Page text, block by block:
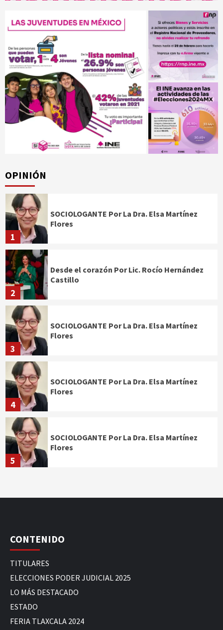
OPINIÓN
1
SOCIOLOGANTE Por La Dra. Elsa Martínez
Flores
2
Desde el corazón Por Lic. Rocío Hernández
Castillo
3
SOCIOLOGANTE Por La Dra. Elsa Martínez
Flores
4
SOCIOLOGANTE Por La Dra. Elsa Martínez
Flores
5
SOCIOLOGANTE Por La Dra. Elsa Martínez
Flores
CONTENIDO
TITULARES
ELECCIONES PODER JUDICIAL 2025
LO MÁS DESTACADO
ESTADO
FERIA TLAXCALA 2024